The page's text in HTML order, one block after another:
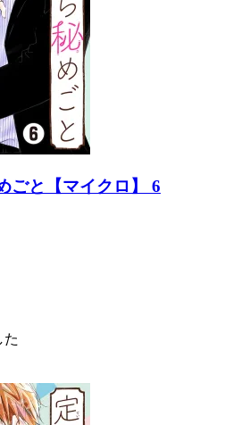
ごと【マイクロ】 6
た